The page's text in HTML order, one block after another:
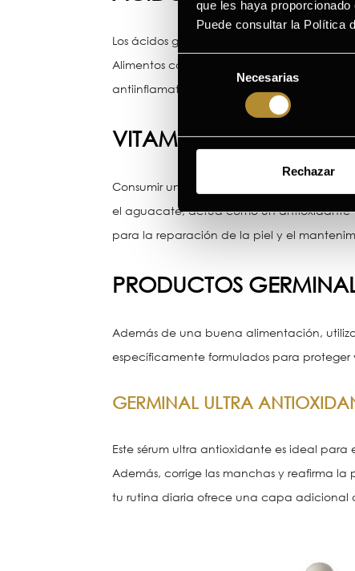
que les haya
Puede consultar la Política
Selección
consentimiento
Necesarias
Rechazar
Los ácidos grasos omega-3 son
Alimentos como el salmón, las nueces y
antiinflamatorias que pueden ayudar a
VITAMINAS Y
Consumir una variedad de vitaminas y
el aguacate, actúa como un antioxidante y
para la reparación de la piel y el
PRODUCTOS
Además de una buena alimentación,
específicamente formulados para
GERMINAL ULTRA
Este sérum ultra antioxidante es ideal
Además, corrige las manchas y reafirma la
tu rutina diaria ofrece una capa adicional